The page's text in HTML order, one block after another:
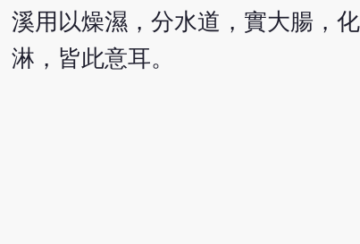
溪用以燥濕，分水道，實大腸，
淋，皆此意耳。